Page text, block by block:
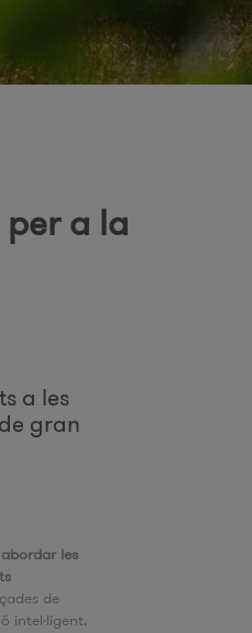
a la
a les
gran
les
de
intel·ligent.